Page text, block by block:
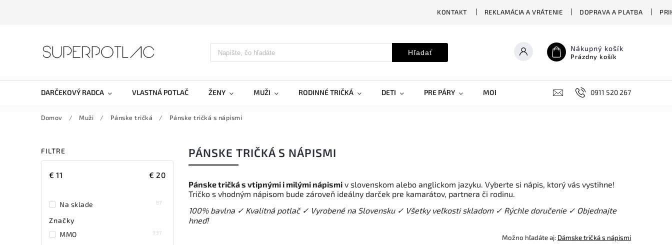
KONTAKT REKLAMÁCIA A VRÁTENIE DOPRAVA A PLATBA
Hľadať Nákupný košík
Prázdny košík
DARČEKOVÝ RADCA VLASTNÁ POTLAČ ŽENY MUŽI RODINNÉ TRIČKÁ DETI PRE PÁRY MOBILNÉ KRYTY DOPLNKY STREET
0911 520 267
Domov / Muži / Pánske tričká / Pánske tričká s nápismi
FILTRE
€ 11 € 20
Na sklade 87
Značky
MMO
337
PÁNSKE TRIČKÁ S NÁPISMI
Pánske tričká s vtipnými i milými nápismi v slovenskom alebo anglickom jazyku. Vyberte si nápis, ktorý vás vystihne!
Tričko s vhodným nápisom bude zároveň ideálny darček pre kamarátov, partnera či rodinu.
100% bavlna ✓ Kvalitná potlač ✓ Vyrobené na Slovensku ✓ Všetky veľkosti skladom ✓ Rýchle doručenie ✓ Objednajte
hneď!
Možno hľadáte aj: Dámske tričká s nápismi